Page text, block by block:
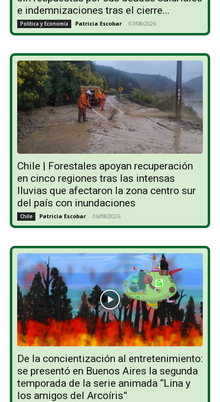
e indemnizaciones tras el cierre...
Política y Economía Patricia Escobar - 07/08/2026
Chile | Forestales apoyan recuperación
en cinco regiones tras las intensas
lluvias que afectaron la zona centro sur
del país con inundaciones
Chile Patricia Escobar - 06/08/2026
De la concientización al entretenimiento:
se presentó en Buenos Aires la segunda
temporada de la serie animada “Lina y
los amigos del Arcoíris”